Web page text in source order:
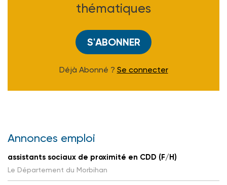
thématiques
S'ABONNER
Déjà Abonné ? Se connecter
Annonces emploi
assistants sociaux de proximité en CDD (F/H)
Le Département du Morbihan